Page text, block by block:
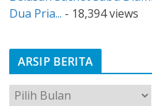
Dua Pria... - 18,394 views
ARSIP BERITA
A